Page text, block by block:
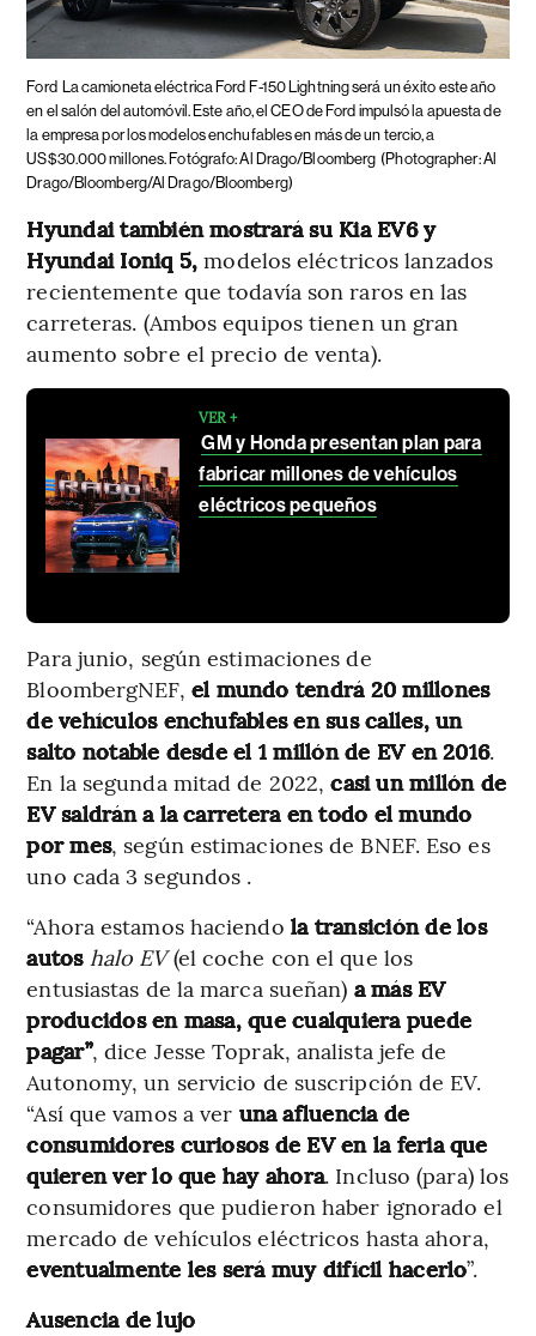
Ford La camioneta eléctrica Ford F-150 Lightning será un éxito este año
en el salón del automóvil. Este año, el CEO de Ford impulsó la apuesta de
la empresa por los modelos enchufables en más de un tercio, a
US$30.000 millones. Fotógrafo: Al Drago/Bloomberg (Photographer: Al
Drago/Bloomberg/Al Drago/Bloomberg)
Hyundai también mostrará su Kia EV6 y
Hyundai Ioniq 5, modelos eléctricos lanzados
recientemente que todavía son raros en las
carreteras. (Ambos equipos tienen un gran
aumento sobre el precio de venta).
VER +
GM y Honda presentan plan para
fabricar millones de vehículos
eléctricos pequeños
Para junio, según estimaciones de
BloombergNEF, el mundo tendrá 20 millones
de vehículos enchufables en sus calles, un
salto notable desde el 1 millón de EV en 2016.
En la segunda mitad de 2022,casi un millón de
EV saldrán a la carretera en todo el mundo
por mes, según estimaciones de BNEF. Eso es
uno cada 3 segundos .
“Ahora estamos haciendo la transición de los
autos halo EV(el coche con el que los
entusiastas de la marca sueñan) a más EV
producidos en masa, que cualquiera puede
pagar”, dice Jesse Toprak, analista jefe de
Autonomy, un servicio de suscripción de EV.
“Así que vamos a ver una afluencia de
consumidores curiosos de EV en la feria que
quieren ver lo que hay ahora. Incluso (para) los
consumidores que pudieron haber ignorado el
mercado de vehículos eléctricos hasta ahora,
eventualmente les será muy difícil hacerlo”.
Ausencia de lujo